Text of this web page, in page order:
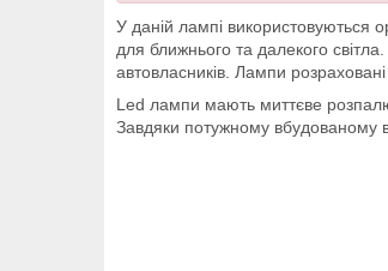
У даній лампі використовуються
для ближнього та далекого
автовласників. Лампи
Led лампи мають миттєве
Завдяки потужному вбудованому